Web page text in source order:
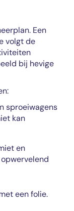
Een
volgt de
bij hevige
sproeiwagens
kan
en
een folie.